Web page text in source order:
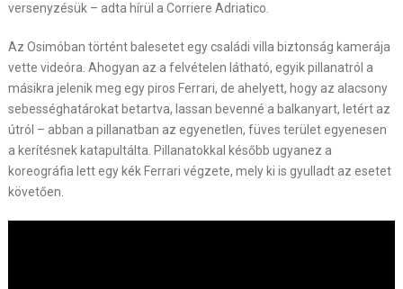
versenyzésük – adta hírül a Corriere Adriatico.
Az Osimóban történt balesetet egy családi villa biztonság kamerája
vette videóra. Ahogyan az a felvételen látható, egyik pillanatról a
másikra jelenik meg egy piros Ferrari, de ahelyett, hogy az alacsony
sebességhatárokat betartva, lassan bevenné a balkanyart, letért az
útról – abban a pillanatban az egyenetlen, füves terület egyenesen
a kerítésnek katapultálta. Pillanatokkal később ugyanez a
koreográfia lett egy kék Ferrari végzete, mely ki is gyulladt az esetet
követően.